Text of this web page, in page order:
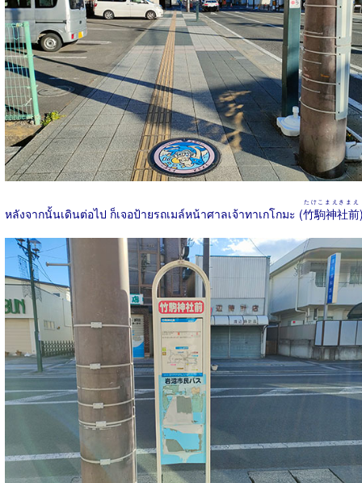
หลังจากนั้นเดินต่อไป ก็เจอป้ายรถเมล์หน้าศาลเจ้าทาเกโกมะ (竹駒神社前
たけこまえきまえ